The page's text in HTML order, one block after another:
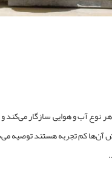
نوع آب و هوایی سازگار می‌کند
آن‌ها کم تجربه هستند توصیه